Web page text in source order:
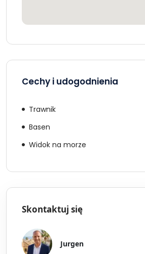
Cechy i udogodnienia
Trawnik
Basen
Widok na morze
Skontaktuj się
Jurgen